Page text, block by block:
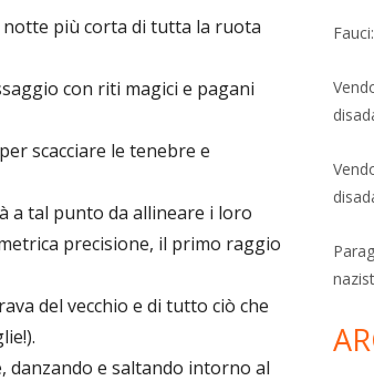
più corta di tutta la ruota
con riti magici e pagani
scacciare le tenebre e
a tal punto da allineare i loro
precisione, il primo raggio
del vecchio e di tutto ciò che
danzando e saltando intorno al